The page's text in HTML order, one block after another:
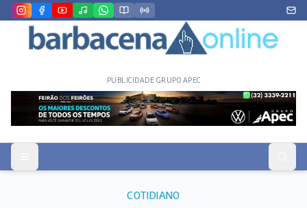
PUBLICIDADE GRUPO APEC
COTIDIANO